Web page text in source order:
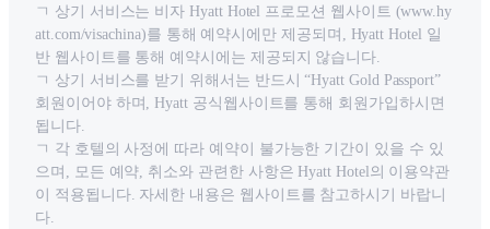
ㄱ 상기 서비스는 비자 Hyatt Hotel 프로모션 웹사이트 (www.hy
att.com/visachina)를 통해 예약시에만 제공되며, Hyatt Hotel 일
반 웹사이트를 통해 예약시에는 제공되지 않습니다.
ㄱ 상기 서비스를 받기 위해서는 반드시 “Hyatt Gold Passport”
회원이어야 하며, Hyatt 공식웹사이트를 통해 회원가입하시면
됩니다.
ㄱ 각 호텔의 사정에 따라 예약이 불가능한 기간이 있을 수 있
으며, 모든 예약, 취소와 관련한 사항은 Hyatt Hotel의 이용약관
이 적용됩니다. 자세한 내용은 웹사이트를 참고하시기 바랍니
다.